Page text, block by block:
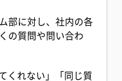
部に対し、社内の各
の質問や問い合わ
くれない」「同じ質